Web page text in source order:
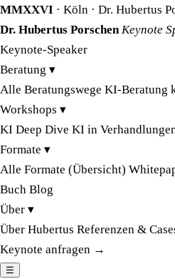
MMXXVI · Köln · Dr. Hubertus
Dr. Hubertus Porschen Keynote
Keynote-Speaker
Beratung ▾
Alle Beratungswege KI-Beratung
Workshops ▾
KI Deep Dive KI in
Formate ▾
Alle Formate (Übersicht)
Buch Blog
Über ▾
Über Hubertus Referenzen &
Keynote anfragen →
☰